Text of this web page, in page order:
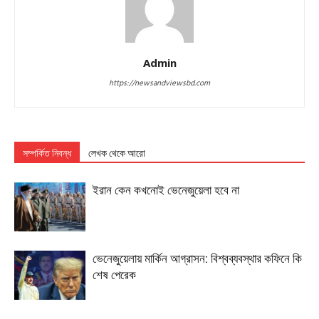
Admin
https://newsandviewsbd.com
সম্পর্কিত নিবন্ধ লেখক থেকে আরো
ইরান কেন কখনোই ভেনেজুয়েলা হবে না
ভেনেজুয়েলায় মার্কিন আগ্রাসন: বিশ্বব্যবস্থার কফিনে কি
শেষ পেরেক